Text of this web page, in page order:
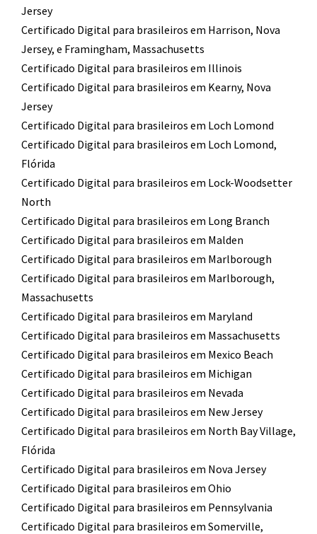
Jersey
Certificado Digital para brasileiros em Harrison, Nova
Jersey, e Framingham, Massachusetts
Certificado Digital para brasileiros em Illinois
Certificado Digital para brasileiros em Kearny, Nova
Jersey
Certificado Digital para brasileiros em Loch Lomond
Certificado Digital para brasileiros em Loch Lomond,
Flórida
Certificado Digital para brasileiros em Lock-Woodsetter
North
Certificado Digital para brasileiros em Long Branch
Certificado Digital para brasileiros em Malden
Certificado Digital para brasileiros em Marlborough
Certificado Digital para brasileiros em Marlborough,
Massachusetts
Certificado Digital para brasileiros em Maryland
Certificado Digital para brasileiros em Massachusetts
Certificado Digital para brasileiros em Mexico Beach
Certificado Digital para brasileiros em Michigan
Certificado Digital para brasileiros em Nevada
Certificado Digital para brasileiros em New Jersey
Certificado Digital para brasileiros em North Bay Village,
Flórida
Certificado Digital para brasileiros em Nova Jersey
Certificado Digital para brasileiros em Ohio
Certificado Digital para brasileiros em Pennsylvania
Certificado Digital para brasileiros em Somerville,